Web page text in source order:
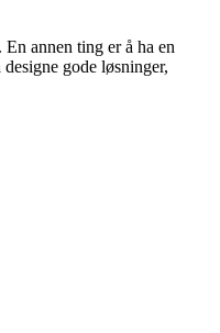
annen ting er å ha en
gode løsninger,